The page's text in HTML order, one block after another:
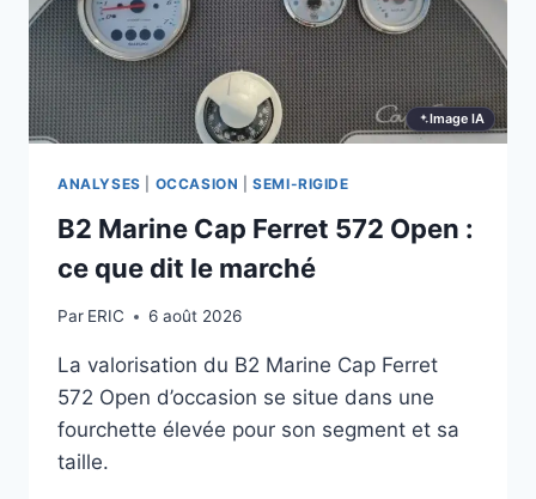
Image IA
ANALYSES OCCASION |SEMI-RIGIDE
B2 Marine Cap Ferret 572 Open :
ce que dit le marché
Par ERIC 6 août 2026
La valorisation du B2 Marine Cap Ferret
572 Open d’occasion se situe dans une
fourchette élevée pour son segment et sa
taille.